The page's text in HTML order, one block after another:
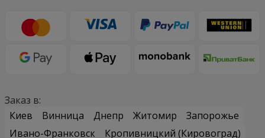
Заказ в:
Киев
Винница Днепр Житомир
Запорожье
Ивано-Франковск
Кропивницкий (Кировоград)